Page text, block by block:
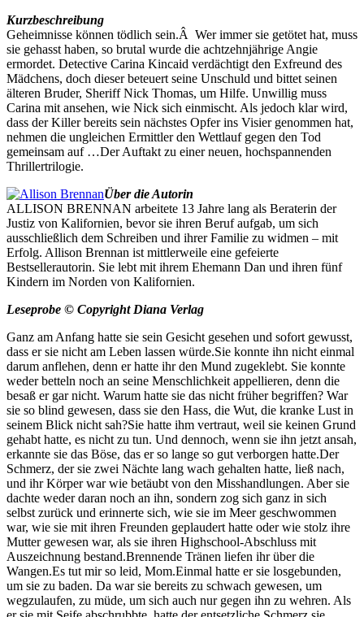
Kurzbeschreibung
Geheimnisse können tödlich sein.Â Wer immer sie getötet hat, muss
sie gehasst haben, so brutal wurde die achtzehnjährige Angie
ermordet. Detective Carina Kincaid verdächtigt den Exfreund des
Mädchens, doch dieser beteuert seine Unschuld und bittet seinen
älteren Bruder, Sheriff Nick Thomas, um Hilfe. Unwillig muss
Carina mit ansehen, wie Nick sich einmischt. Als jedoch klar wird,
dass der Killer bereits sein nächstes Opfer ins Visier genommen hat,
nehmen die ungleichen Ermittler den Wettlauf gegen den Tod
gemeinsam auf …Der Auftakt zu einer neuen, hochspannenden
Thrillertrilogie.
Über die Autorin
ALLISON BRENNAN arbeitete 13 Jahre lang als Beraterin der
Justiz von Kalifornien, bevor sie ihren Beruf aufgab, um sich
ausschließlich dem Schreiben und ihrer Familie zu widmen – mit
Erfolg. Allison Brennan ist mittlerweile eine gefeierte
Bestsellerautorin. Sie lebt mit ihrem Ehemann Dan und ihren fünf
Kindern im Norden von Kalifornien.
Leseprobe © Copyright Diana Verlag
Ganz am Anfang hatte sie sein Gesicht gesehen und sofort gewusst,
dass er sie nicht am Leben lassen würde.Sie konnte ihn nicht einmal
darum anflehen, denn er hatte ihr den Mund zugeklebt. Sie konnte
weder betteln noch an seine Menschlichkeit appellieren, denn die
besaß er gar nicht. Warum hatte sie das nicht früher begriffen? War
sie so blind gewesen, dass sie den Hass, die Wut, die kranke Lust in
seinem Blick nicht sah?Sie hatte ihm vertraut, weil sie keinen Grund
gehabt hatte, es nicht zu tun. Und dennoch, wenn sie ihn jetzt ansah,
erkannte sie das Böse, das er so lange so gut verborgen hatte.Der
Schmerz, der sie zwei Nächte lang wach gehalten hatte, ließ nach,
und ihr Körper war wie betäubt von den Misshandlungen. Aber sie
dachte weder daran noch an ihn, sondern zog sich ganz in sich
selbst zurück und erinnerte sich, wie sie im Meer geschwommen
war, wie sie mit ihren Freunden geplaudert hatte oder wie stolz ihre
Mutter gewesen war, als sie ihren Highschool-Abschluss mit
Auszeichnung bestand.Brennende Tränen liefen ihr über die
Wangen.Es tut mir so leid, Mom.Einmal hatte er sie losgebunden,
um sie zu baden. Da war sie bereits zu schwach gewesen, um
wegzulaufen, zu müde, um sich auch nur gegen ihn zu wehren. Als